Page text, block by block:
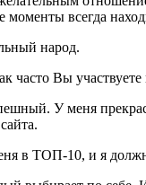
моменты всегда
народ.
часто Вы
У меня
в ТОП-10, и я